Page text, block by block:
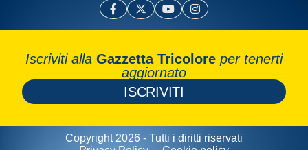
Iscriviti alla Gazzetta Tricolore per tenerti
aggiornato
ISCRIVITI
Copyright 2026 - Tutti i diritti riservati